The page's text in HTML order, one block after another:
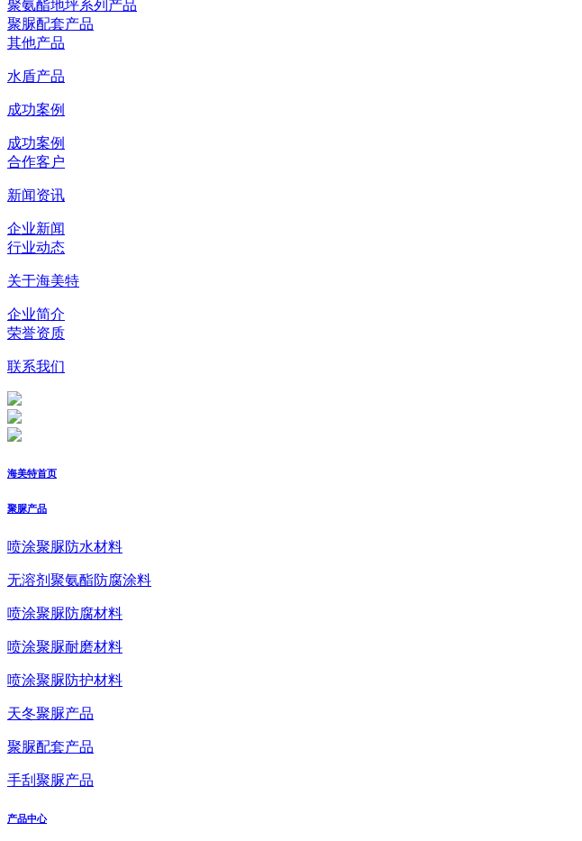
聚氨酯地坪系列产品
聚脲配套产品
其他产品
水盾产品
成功案例
成功案例
合作客户
新闻资讯
企业新闻
行业动态
关于海美特
企业简介
荣誉资质
联系我们
海美特首页
聚脲产品
喷涂聚脲防水材料
无溶剂聚氨酯防腐涂料
喷涂聚脲防腐材料
喷涂聚脲耐磨材料
喷涂聚脲防护材料
天冬聚脲产品
聚脲配套产品
手刮聚脲产品
产品中心